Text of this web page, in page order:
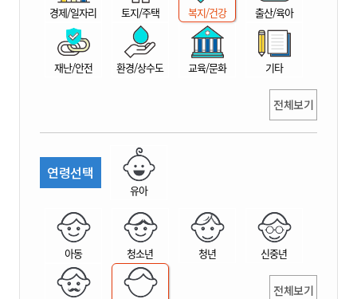
산
경제/일자리 토지/주택 복지/건강 출산/육아
재난/안전 환경/상수도 교육/문화 기타
전체보기
연령선택
유아
아동 청소년 청년 신중년
전체보기